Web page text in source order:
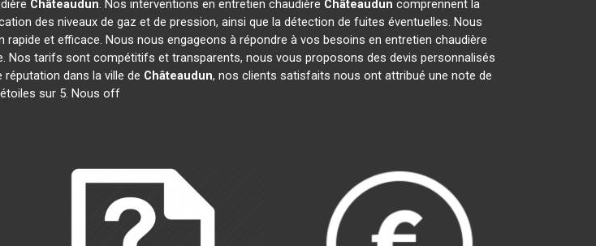
Châteaudun. Nos interventions en entretien chaudière Châteaudun comprennent la
des niveaux de gaz et de pression, ainsi que la détection de fuites éventuelles. Nous
et efficace. Nous nous engageons à répondre à vos besoins en entretien chaudière
Nos tarifs sont compétitifs et transparents, nous vous proposons des devis personnalisés
dans la ville de Châteaudun, nos clients satisfaits nous ont attribué une note de
sur 5. Nous off